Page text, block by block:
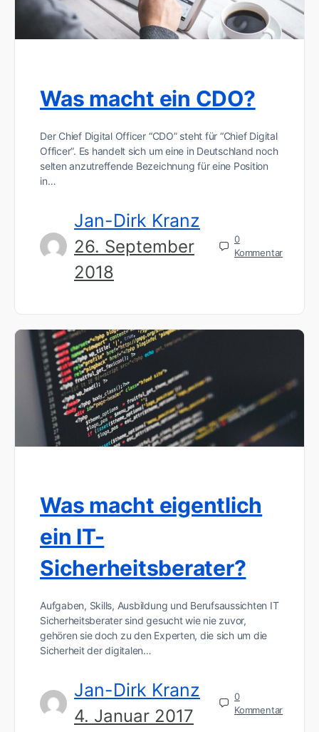
Was macht ein CDO?
Der Chief Digital Officer “CDO” steht für “Chief Digital
Officer”. Es handelt sich um eine in Deutschland noch
selten anzutreffende Bezeichnung für eine Position
in…
Jan-Dirk Kranz
26. September
2018
0
Kommentar
Was macht eigentlich
ein IT-
Sicherheitsberater?
Aufgaben, Skills, Ausbildung und Berufsaussichten IT
Sicherheitsberater sind gesucht wie nie zuvor,
gehören sie doch zu den Experten, die sich um die
Sicherheit der digitalen…
Jan-Dirk Kranz
4. Januar 2017
0
Kommentar